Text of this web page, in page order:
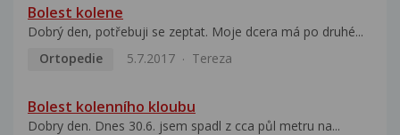
Bolest kolene
Dobrý den, potřebuji se zeptat. Moje dcera má po druhé...
Ortopedie
5.7.2017 Tereza
Bolest kolenního kloubu
Dobry den. Dnes 30.6. jsem spadl z cca půl metru na...